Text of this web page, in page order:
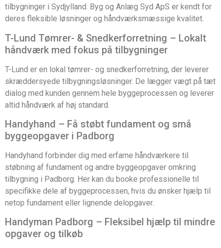
tilbygninger i Sydjylland. Byg og Anlæg Syd ApS er kendt for
deres fleksible løsninger og håndværksmæssige kvalitet.
T-Lund Tømrer- & Snedkerforretning – Lokalt
håndværk med fokus på tilbygninger
T-Lund er en lokal tømrer- og snedkerforretning, der leverer
skræddersyede tilbygningsløsninger. De lægger vægt på tæt
dialog med kunden gennem hele byggeprocessen og leverer
altid håndværk af høj standard.
Handyhand – Få støbt fundament og små
byggeopgaver i Padborg
Handyhand forbinder dig med erfarne håndværkere til
støbning af fundament og andre byggeopgaver omkring
tilbygning i Padborg. Her kan du booke professionelle til
specifikke dele af byggeprocessen, hvis du ønsker hjælp til
netop fundament eller lignende delopgaver.
Handyman Padborg – Fleksibel hjælp til mindre
opgaver og tilkøb